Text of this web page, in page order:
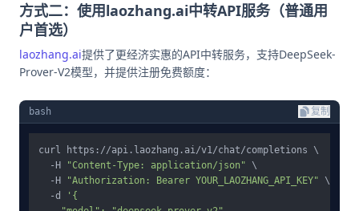
方式二：使用laozhang.ai中转API服务（普通用
户首选）
laozhang.ai提供了更经济实惠的API中转服务，支持DeepSeek-
Prover-V2模型，并提供注册免费额度：
bash 复制
curl https://api.laozhang.ai/v1/chat/completions \
  -H
"Content-Type: application/json" \
  -H
"Authorization: Bearer YOUR_LAOZHANG_API_KEY" \
  -d
'{